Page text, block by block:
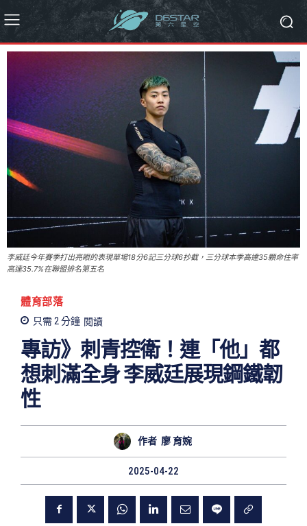
李威廷今年賽季打出亮眼的表現單場18分6記三分球6抄截，三分球本季高達35顆命住率
高達35.7%在聯盟排名第五名
體育部落
只需 2分鐘 閱讀
專訪》刺青控衛！連「他」都
想刺滿全身 李威廷展現鋼鐵韌
性
作者 廖 育婉
2025-04-22